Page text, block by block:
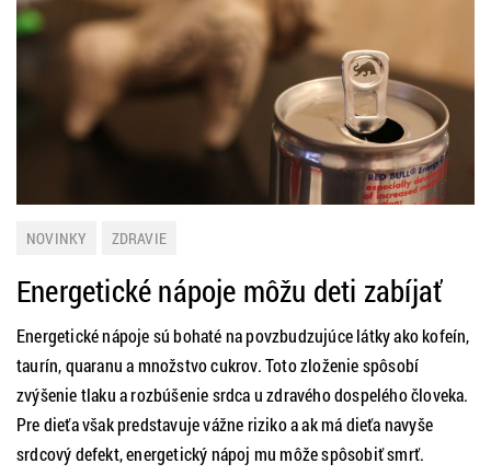
NOVINKY ZDRAVIE
Energetické nápoje môžu deti zabíjať
Energetické nápoje sú bohaté na povzbudzujúce látky ako kofeín,
taurín, quaranu a množstvo cukrov. Toto zloženie spôsobí
zvýšenie tlaku a rozbúšenie srdca u zdravého dospelého človeka.
Pre dieťa však predstavuje vážne riziko a ak má dieťa navyše
srdcový defekt, energetický nápoj mu môže spôsobiť smrť.